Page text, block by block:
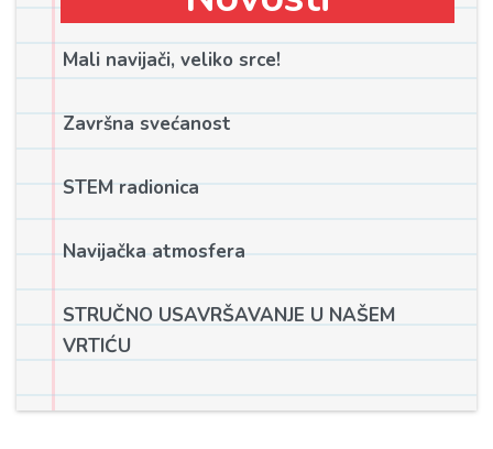
Mali navijači, veliko srce!
Završna svećanost
STEM radionica
Navijačka atmosfera
STRUČNO USAVRŠAVANJE U NAŠEM
VRTIĆU